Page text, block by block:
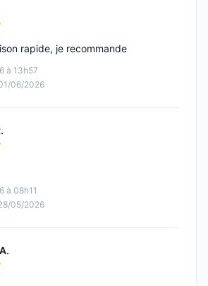
à 13h57
06/2026
rapide, je recommande
à 08h11
05/2026